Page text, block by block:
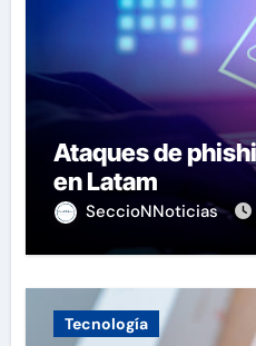
Ataques de
en Latam
SeccioNNoticias
Tecnología